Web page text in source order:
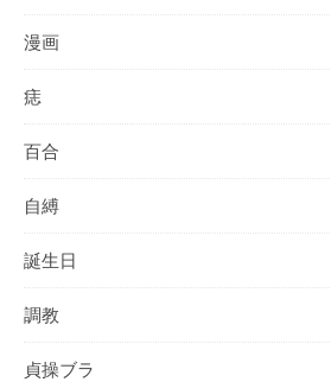
漫画
痣
百合
自縛
誕生日
調教
貞操ブラ